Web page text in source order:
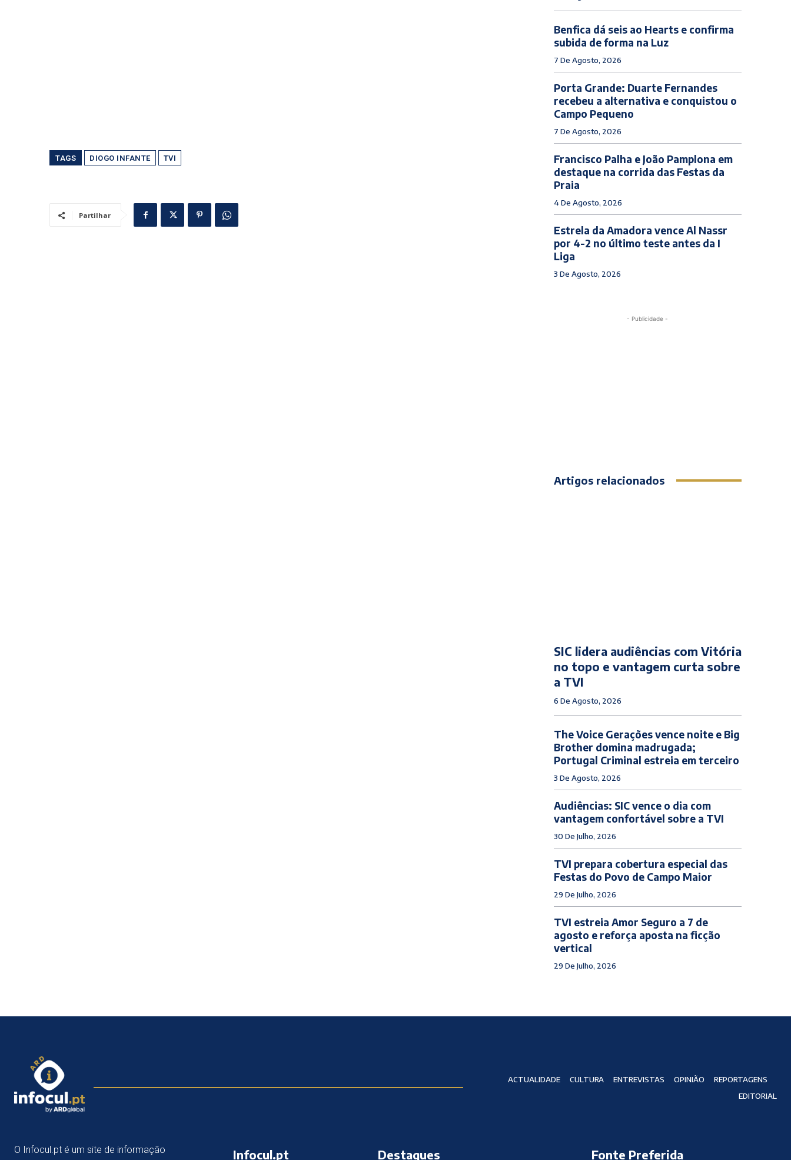
TAGS DIOGO INFANTE TVI
Partilhar
Benfica dá seis ao Hearts e confirma
subida de forma na Luz
7 De Agosto, 2026
Porta Grande: Duarte Fernandes
recebeu a alternativa e conquistou o
Campo Pequeno
7 De Agosto, 2026
Francisco Palha e João Pamplona em
destaque na corrida das Festas da
Praia
4 De Agosto, 2026
Estrela da Amadora vence Al Nassr
por 4-2 no último teste antes da I
Liga
3 De Agosto, 2026
- Publicidade -
Artigos relacionados
SIC lidera audiências com Vitória
no topo e vantagem curta sobre
a TVI
6 De Agosto, 2026
The Voice Gerações vence noite e Big
Brother domina madrugada;
Portugal Criminal estreia em terceiro
3 De Agosto, 2026
Audiências: SIC vence o dia com
vantagem confortável sobre a TVI
30 De Julho, 2026
TVI prepara cobertura especial das
Festas do Povo de Campo Maior
29 De Julho, 2026
TVI estreia Amor Seguro a 7 de
agosto e reforça aposta na ficção
vertical
29 De Julho, 2026
ACTUALIDADE CULTURA ENTREVISTAS OPINIÃO
REPORTAGENS
EDITORIAL
O Infocul.pt é um site de informação Infocul.pt Destaques Fonte Preferida